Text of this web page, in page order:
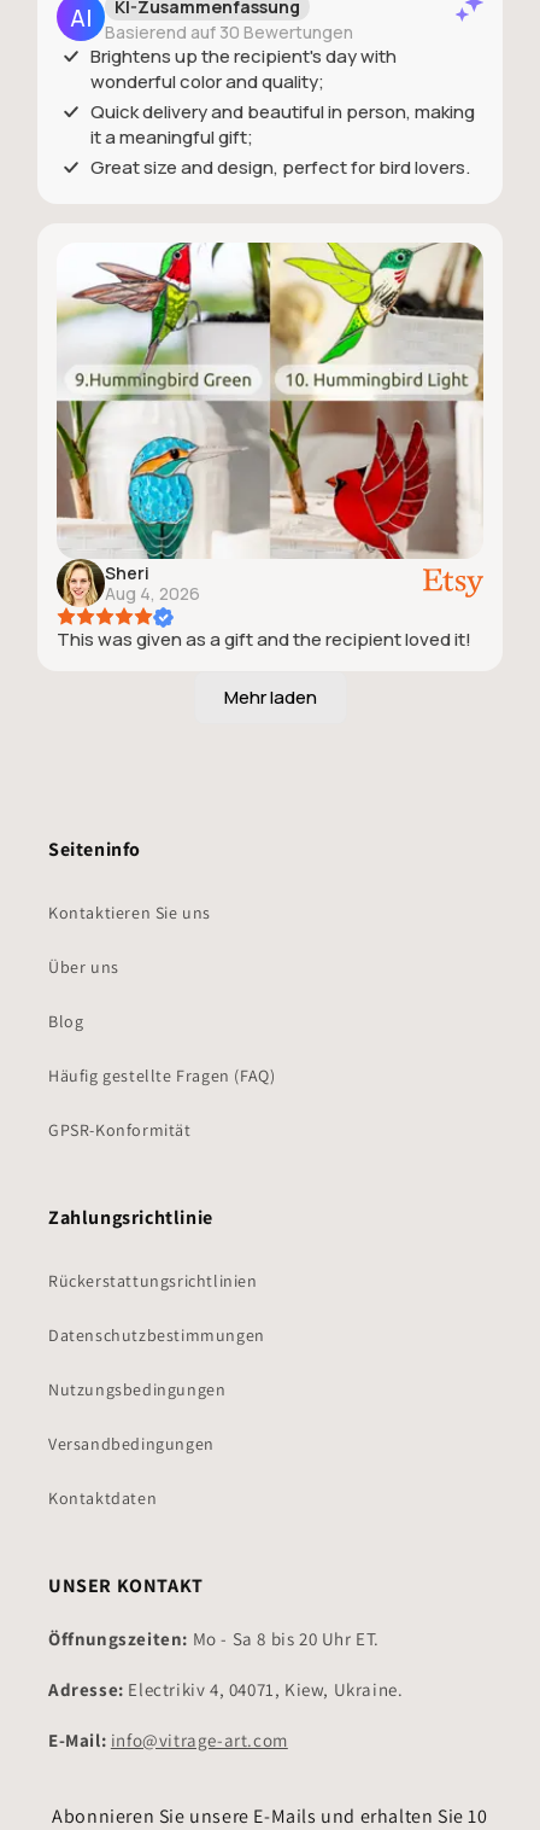
KI-Zusammenfassung
Basierend auf 30 Bewertungen
Brightens up the recipient's day with
wonderful color and quality;
Quick delivery and beautiful in person, making
it a meaningful gift;
Great size and design, perfect for bird lovers.
Sheri
Aug 4, 2026
This was given as a gift and the recipient loved it!
Seiteninfo
Kontaktieren Sie uns
Über uns
Blog
Häufig gestellte Fragen (FAQ)
GPSR-Konformität
Zahlungsrichtlinie
Rückerstattungsrichtlinien
Datenschutzbestimmungen
Nutzungsbedingungen
Versandbedingungen
Kontaktdaten
UNSER KONTAKT
Öffnungszeiten: Mo - Sa 8 bis 20 Uhr ET.
Adresse: Electrikiv 4, 04071, Kiew, Ukraine.
E-Mail: info@vitrage-art.com
Abonnieren Sie unsere E-Mails und erhalten Sie 10